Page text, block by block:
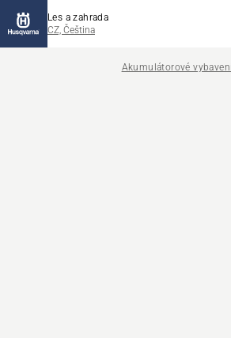
Les a zahrada
CZ, Čeština
Akumulátorové vybavení